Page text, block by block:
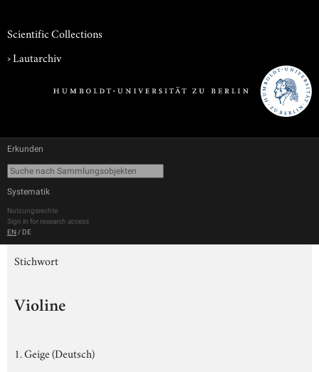
Scientific Collections
›Lautarchiv
Erkunden
Systematik
Nutzungsrechte
Sign in for research access
EN / DE
Stichwort
Violine
1. Geige (Deutsch)